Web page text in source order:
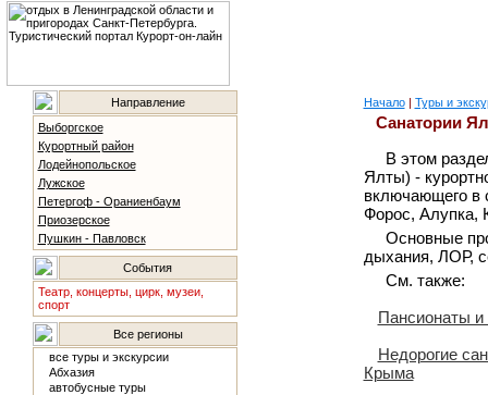
Направление
Выборгское
Курортный район
Лодейнопольское
Лужское
Петергоф - Ораниенбаум
Приозерское
Пушкин - Павловск
События
Театр, концерты, цирк, музеи,
спорт
Все регионы
все туры и экскурсии
Абхазия
автобусные туры
Начало| Туры и
Санатории
В этом
Ялты) -
включающего в
Форос, Алупка,
Основные
дыхания, ЛОР,
См. также:
Пансионаты
Недорогие
Крыма